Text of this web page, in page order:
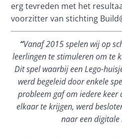
erg tevreden met het
voorzitter van stichting
“Vanaf 2015 spelen wij op
leerlingen te stimuleren om te
Dit spel waarbij een Lego-
werd begeleid door enkele
probleem gaf om iedere keer
elkaar te krijgen, werd
naar een digitale